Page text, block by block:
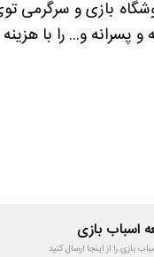
بازی و
پسرانه و... را با
اسباب بازی
بازیرا از اینجا ارسال کنید